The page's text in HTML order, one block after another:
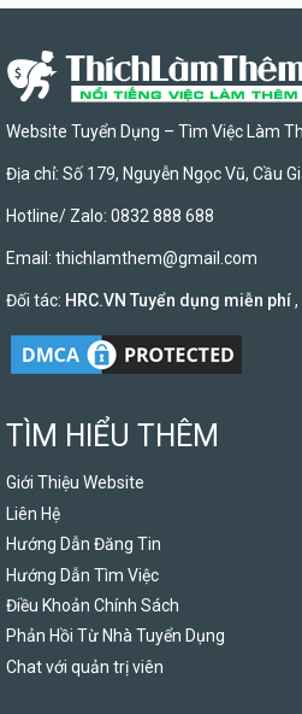
Website Tuyển Dụng – Tìm Việc Làm
Địa chỉ: Số 179, Nguyễn Ngọc Vũ, Cầu
Hotline/ Zalo: 0832 888 688
Email: thichlamthem@gmail.com
Đối tác: HRC.VN Tuyển dụng miễn phí,
TÌM HIỂU THÊM
Giới Thiệu Website
Liên Hệ
Hướng Dẫn Đăng Tin
Hướng Dẫn Tìm Việc
Điều Khoản Chính Sách
Phản Hồi Từ Nhà Tuyển Dụng
Chat với quản trị viên